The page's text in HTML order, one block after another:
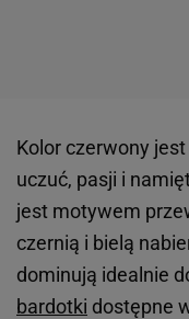
Kolor czerwony
uczuć, pasji i
jest motywem
czernią i bielą
dominują idealnie
bardotki dostępne